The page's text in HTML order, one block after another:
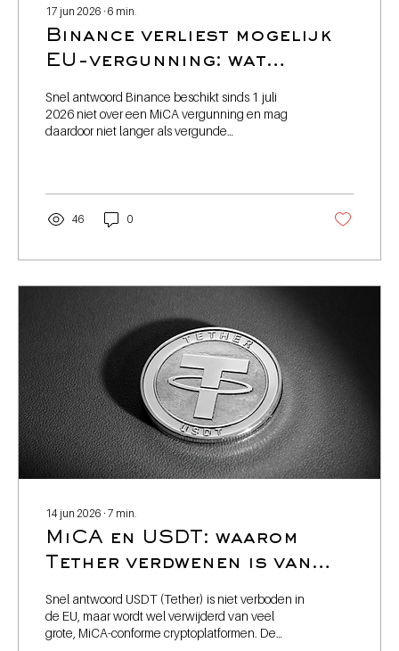
17 jun 2026 ∙ 6 min.
Binance verliest mogelijk
EU-vergunning: wat
Belgische
cryptobeleggers?
Snel antwoord Binance beschikt sinds 1 juli
2026 niet over een MiCA vergunning en mag
daardoor niet langer als vergunde
slaagde er niet in tijdig een vergunning in een
andere lidstaat te verkrijgen. Binance heeft
aangekondigd later opnieuw een vergunning
dus ook Belgische, gebruikers...
46 0
14 jun 2026 ∙ 7 min.
MiCA en USDT: waarom
Tether verdwenen is van
Europese exchanges
Snel antwoord USDT (Tether) is niet verboden in
de EU, maar wordt wel verwijderd van veel
grote, MiCA-conforme cryptoplatformen. De